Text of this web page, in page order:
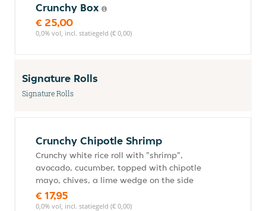
Crunchy Box
€ 25,00
0,0% vol, incl. statiegeld (€ 0,00)
Signature Rolls
Signature Rolls
Crunchy Chipotle Shrimp
Crunchy white rice roll with "shrimp",
avocado, cucumber, topped with chipotle
mayo, chives, a lime wedge on the side
€ 17,95
0,0% vol, incl. statiegeld (€ 0,00)